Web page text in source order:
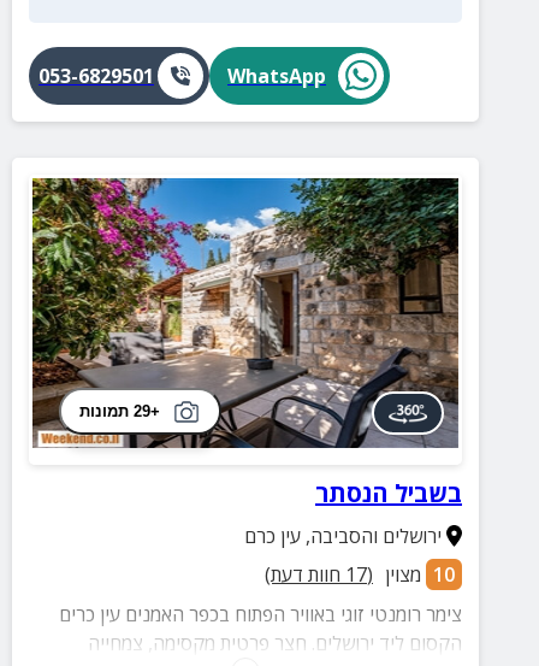
WhatsApp
053-6829501
+29 תמונות
בשביל הנסתר
ירושלים והסביבה,עין כרם
10 מצוין (
17 חוות דעת)
צימר רומנטי זוגי באוויר הפתוח בכפר האמנים עין כרים
הקסום ליד ירושלים. חצר פרטית מקסימה, צמחייה